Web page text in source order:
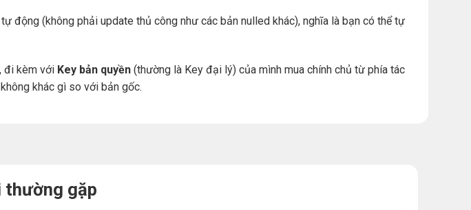
động (không phải update thủ công như các bản nulled khác), nghĩa là bạn có thể tự
đi kèm với Key bản quyền (thường là Key đại lý) của mình mua chính chủ từ phía tác
khác gì so với bản gốc.
thường gặp